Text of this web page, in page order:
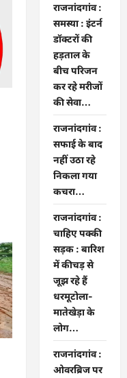
राजनांदगांव :
समस्या : इंटर्न
डॉक्टरों की
हड़ताल के
बीच परिजन
कर रहे मरीजों
की सेवा…
राजनांदगांव :
सफाई के बाद
नहीं उठा रहे
निकला गया
कचरा…
राजनांदगांव :
चाहिए पक्की
सड़क : बारिश
में कीचड़ से
जूझ रहे हैं
धरमूटोला-
मातेखेड़ा के
लोग…
राजनांदगांव :
ओवरब्रिज पर